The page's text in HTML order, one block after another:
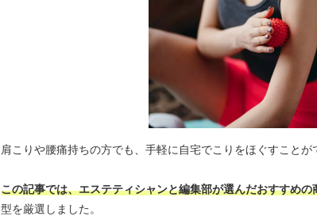
肩こりや腰痛持ちの方でも、手軽に自宅でこりをほぐすことが
この記事では、エステティシャンと編集部が選んだおすすめの
型を厳選しました。